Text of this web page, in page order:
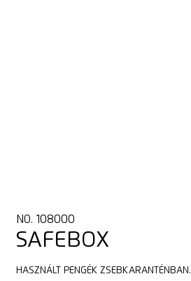
NO. 108000
SAFEBOX
HASZNÁLT PENGÉK ZSEBKARANTÉNBAN.